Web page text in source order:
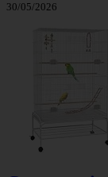
30/05/2026